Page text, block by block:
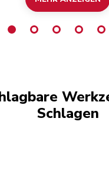
Schlagen